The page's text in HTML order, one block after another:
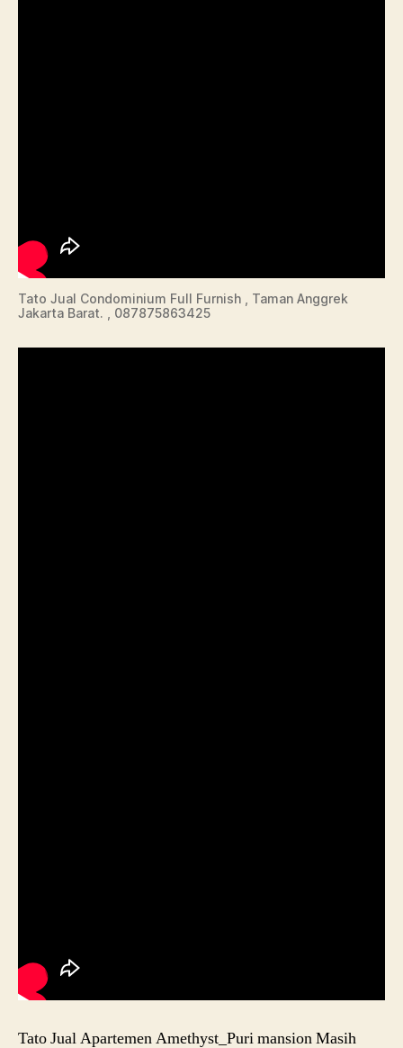
Tato Jual Condominium Full Furnish , Taman Anggrek
Jakarta Barat. , 087875863425
Tato Jual Apartemen Amethyst_Puri mansion Masih